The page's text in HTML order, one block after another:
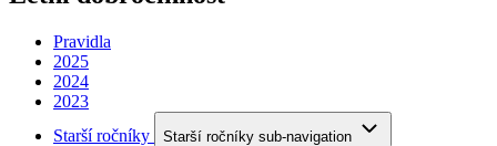
Pravidla
2025
2024
2023
Starší ročníky
Starší ročníky sub-navigation